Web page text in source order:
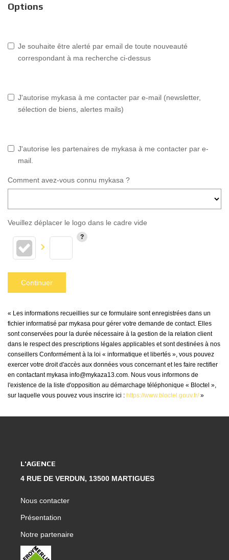
Options
Je souhaite être alerté par email de toute nouveauté
correspondant à ma recherche ci-dessus
J'autorise mykasa à me contacter par e-mail (newsletter,
sélection de biens, alertes mails)
J'autorise les partenaires de mykasa à me contacter par e-
mail.
Comment avez-vous connu mykasa ?
Veuillez déplacer le logo dans le cadre vide
Continuer
« Les informations recueillies sur ce formulaire sont enregistrées dans un
fichier informatisé par mykasa pour gérer votre demande de contact. Elles
sont conservées pour la durée nécessaire à la gestion de la relation client
dans le respect des prescriptions légales applicables et sont destinées à nos
conseillers Conformément à la loi « informatique et libertés », vous pouvez
exercer votre droit d'accès aux données vous concernant et les faire rectifier
en contactant mykasa info@mykaza13.com. Nous vous informons de
l'existence de la liste d'opposition au démarchage téléphonique « Bloctel »,
sur laquelle vous pouvez vous inscrire ici : https://www.bloctel.gouv.fr/»
L'AGENCE
4 RUE DE VERDUN, 13500 MARTIGUES
Nous contacter
Présentation
Notre partenaire